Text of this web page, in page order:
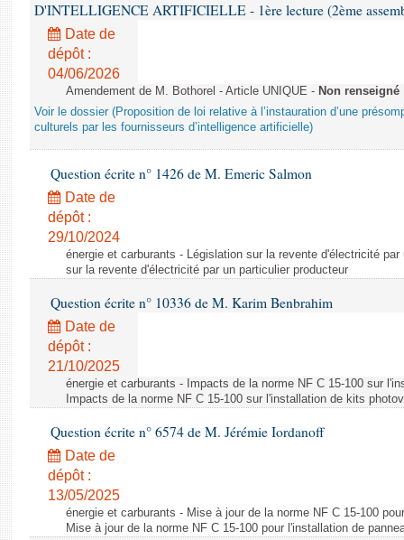
D'INTELLIGENCE ARTIFICIELLE - 1ère lecture (2ème
Date de
dépôt :
04/06/2026
Amendement de M. Bothorel - Article UNIQUE - Non renseigné
Voir le dossier (Proposition de loi relative à l’instauration d’une
culturels par les fournisseurs d’intelligence artificielle)
Question écrite n° 1426 de M. Emeric Salmon
Date de
dépôt :
29/10/2024
énergie et carburants - Législation sur la revente d'électricité
sur la revente d'électricité par un particulier producteur
Question écrite n° 10336 de M. Karim Benbrahim
Date de
dépôt :
21/10/2025
énergie et carburants - Impacts de la norme NF C 15-100 sur
Impacts de la norme NF C 15-100 sur l'installation de kits
Question écrite n° 6574 de M. Jérémie Iordanoff
Date de
dépôt :
13/05/2025
énergie et carburants - Mise à jour de la norme NF C 15-100
Mise à jour de la norme NF C 15-100 pour l'installation de